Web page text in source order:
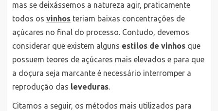
mas se deixássemos a natureza agir, praticamente
todos os vinhos teriam baixas concentrações de
açúcares no final do processo. Contudo, devemos
considerar que existem alguns estilos de vinhos que
possuem teores de açúcares mais elevados e para que
a doçura seja marcante é necessário interromper a
reprodução das leveduras.
Citamos a seguir, os métodos mais utilizados para